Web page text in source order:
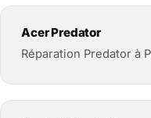
Acer Predator
Réparation Predator à